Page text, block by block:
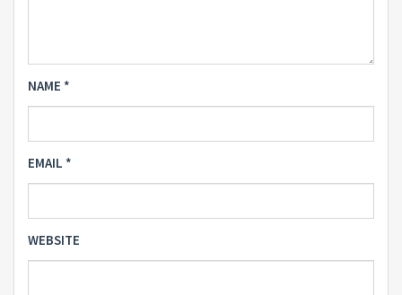
NAME *
EMAIL *
WEBSITE